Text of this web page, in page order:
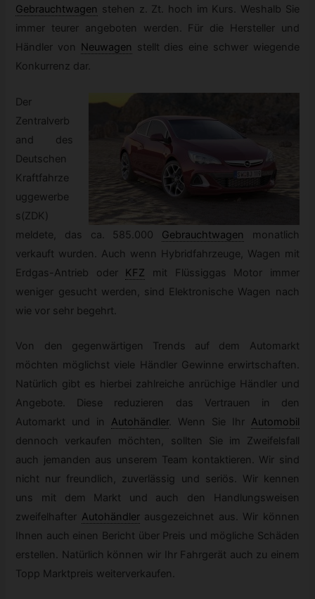
Gebrauchtwagen stehen z. Zt. hoch im Kurs. Weshalb Sie
immer teurer angeboten werden. Für die Hersteller und
Händler von
Neuwagen stellt dies eine schwer wiegende
Konkurrenz dar.
Der
Zentralverb
and des
Deutschen
Kraftfahrze
uggewerbe
s(ZDK)
meldete, das ca. 585.000
Gebrauchtwagen
monatlich
verkauft wurden. Auch wenn Hybridfahrzeuge, Wagen mit
Erdgas-Antrieb oder
KFZ
mit Flüssiggas Motor immer
weniger gesucht werden, sind Elektronische Wagen nach
wie vor sehr begehrt.
Von den gegenwärtigen Trends auf dem Automarkt
möchten möglichst viele Händler Gewinne erwirtschaften.
Natürlich gibt es hierbei zahlreiche anrüchige Händler und
Angebote. Diese reduzieren das Vertrauen in den
Automarkt und in
Autohändler. Wenn Sie Ihr Automobil
dennoch verkaufen möchten, sollten Sie im Zweifelsfall
auch jemanden aus unserem Team kontaktieren. Wir sind
nicht nur freundlich, zuverlässig und seriös. Wir kennen
uns mit dem Markt und auch den Handlungsweisen
zweifelhafter Autohändlerausgezeichnet aus. Wir können
Ihnen auch einen Bericht über Preis und mögliche Schäden
erstellen. Natürlich können wir Ihr Fahrgerät auch zu einem
Topp Marktpreis weiterverkaufen.